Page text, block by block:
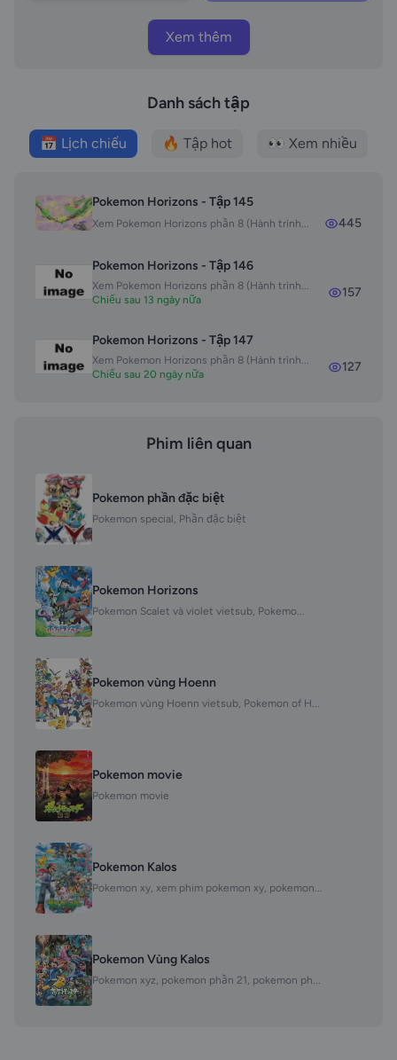
Xem thêm
Danh sách tập
📅 Lịch chiếu 🔥 Tập hot 👀 Xem nhiều
Pokemon Horizons - Tập 145
Xem Pokemon Horizons phần 8 (Hành trình... 445
Pokemon Horizons - Tập 146
Xem Pokemon Horizons phần 8 (Hành trình...
Chiếu sau 13 ngày nữa
157
Pokemon Horizons - Tập 147
Xem Pokemon Horizons phần 8 (Hành trình...
Chiếu sau 20 ngày nữa
127
Phim liên quan
Pokemon phần đặc biệt
Pokemon special, Phần đặc biệt
Pokemon Horizons
Pokemon Scalet và violet vietsub, Pokemo...
Pokemon vùng Hoenn
Pokemon vùng Hoenn vietsub, Pokemon of H...
Pokemon movie
Pokemon movie
Pokemon Kalos
Pokemon xy, xem phim pokemon xy, pokemon...
Pokemon Vùng Kalos
Pokemon xyz, pokemon phần 21, pokemon ph...